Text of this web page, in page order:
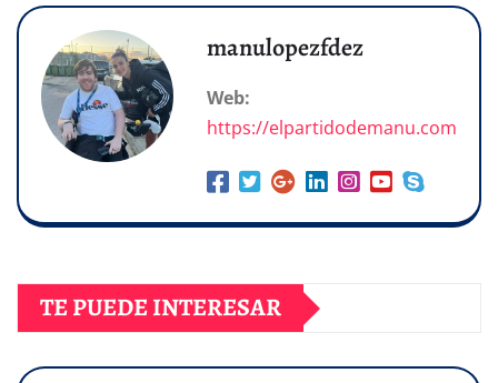
manulopezfdez
Web:
https://elpartidodemanu.com
TE PUEDE INTERESAR